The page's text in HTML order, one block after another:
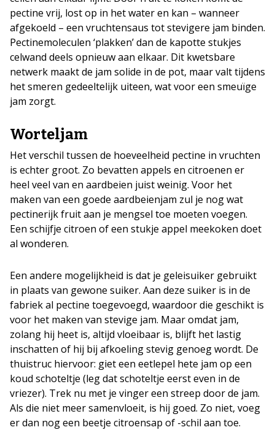
pectine vrij, lost op in het water en kan – wanneer
afgekoeld – een vruchtensaus tot stevigere jam binden.
Pectinemoleculen ‘plakken’ dan de kapotte stukjes
celwand deels opnieuw aan elkaar. Dit kwetsbare
netwerk maakt de jam solide in de pot, maar valt tijdens
het smeren gedeeltelijk uiteen, wat voor een smeuïge
jam zorgt.
Worteljam
Het verschil tussen de hoeveelheid pectine in vruchten
is echter groot. Zo bevatten appels en citroenen er
heel veel van en aardbeien juist weinig. Voor het
maken van een goede aardbeienjam zul je nog wat
pectinerijk fruit aan je mengsel toe moeten voegen.
Een schijfje citroen of een stukje appel meekoken doet
al wonderen.
Een andere mogelijkheid is dat je geleisuiker gebruikt
in plaats van gewone suiker. Aan deze suiker is in de
fabriek al pectine toegevoegd, waardoor die geschikt is
voor het maken van stevige jam. Maar omdat jam,
zolang hij heet is, altijd vloeibaar is, blijft het lastig
inschatten of hij bij afkoeling stevig genoeg wordt. De
thuistruc hiervoor: giet een eetlepel hete jam op een
koud schoteltje (leg dat schoteltje eerst even in de
vriezer). Trek nu met je vinger een streep door de jam.
Als die niet meer samenvloeit, is hij goed. Zo niet, voeg
er dan nog een beetje citroensap of -schil aan toe.